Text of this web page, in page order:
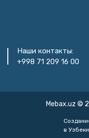
Наши контакты:
+998 71 209 16 00
Mebax.uz ©
в